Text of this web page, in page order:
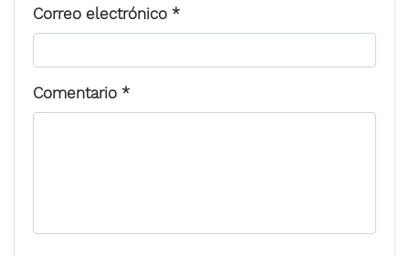
Correo electrónico *
Comentario *